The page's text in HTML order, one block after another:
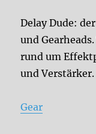
Delay Dude:
und
rund um
und Verstärker.
Gear